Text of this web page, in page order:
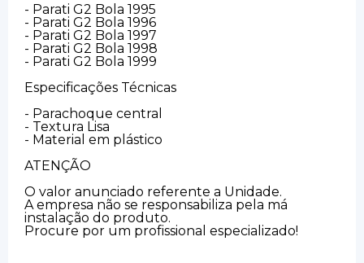
- Parati G2 Bola 1995
- Parati G2 Bola 1996
- Parati G2 Bola 1997
- Parati G2 Bola 1998
- Parati G2 Bola 1999
Especificações Técnicas
- Parachoque central
- Textura Lisa
- Material em plástico
ATENÇÃO
O valor anunciado referente a Unidade.
A empresa não se responsabiliza pela má
instalação do produto.
Procure por um profissional especializado!